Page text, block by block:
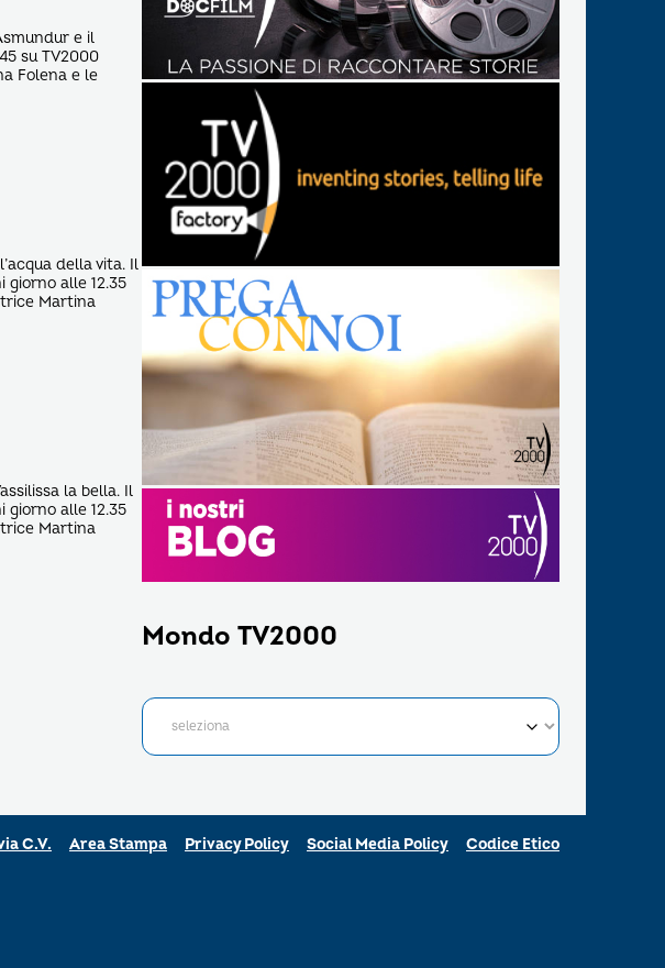
e il
su TV2000
Folena e le
della vita. Il
giorno alle 12.35
Martina
la bella. Il
giorno alle 12.35
Martina
Mondo TV2000
C.V. Area Stampa Privacy Policy Social Media Policy Codice Etico